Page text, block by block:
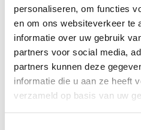
personaliseren, om functies
en om ons websiteverkeer te
informatie over uw gebruik
partners voor social media,
partners kunnen deze
informatie die u aan ze heeft
verzameld op basis van uw
Is de osseointegratie
Wordt de osseointegratie
bruikleen of lease regeling van
Wanneer mag mijn
vervangen worden?